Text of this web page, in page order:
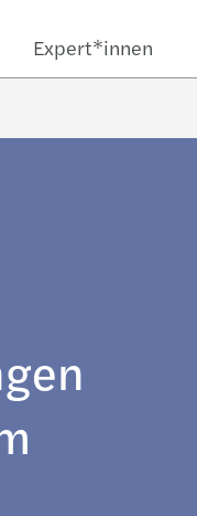
Expert*innen